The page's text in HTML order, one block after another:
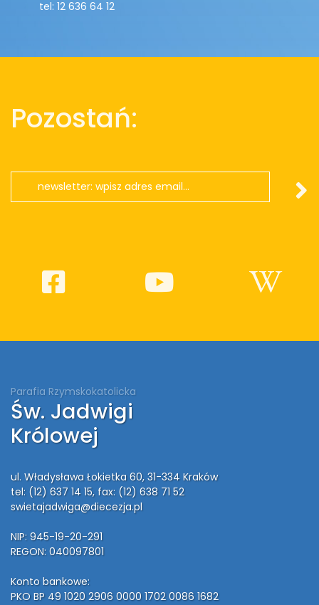
tel: 12 636 64 12
Pozostań:
Parafia Rzymskokatolicka
Św. Jadwigi
Królowej
ul. Władysława Łokietka 60, 31-334 Kraków
tel: (12) 637 14 15, fax: (12) 638 71 52
swietajadwiga@diecezja.pl
NIP: 945-19-20-291
REGON: 040097801
Konto bankowe:
PKO BP 49 1020 2906 0000 1702 0086 1682